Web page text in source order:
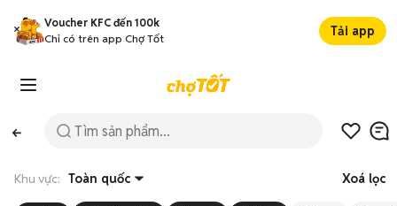
Voucher KFC đến 100k
Chỉ có trên app Chợ Tốt
Tải app
Khu vực: Toàn quốc Xoá lọc